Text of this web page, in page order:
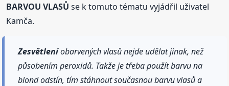
BARVOU VLASŮ se k tomuto tématu vyjádřil uživatel
Kamča.
Zesvětleníobarvených vlasů nejde udělat jinak, než
působením peroxidů. Takže je třeba použít barvu na
blond odstín, tím stáhnout současnou barvu vlasů a